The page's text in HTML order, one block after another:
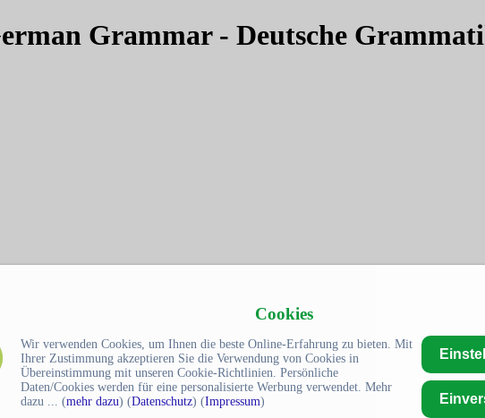
Cookies
Wir verwenden Cookies, um Ihnen die beste Online-Erfahrung zu bieten. Mit
Ihrer Zustimmung akzeptieren Sie die Verwendung von Cookies in
Übereinstimmung mit unseren Cookie-Richtlinien. Persönliche
Daten/Cookies werden für eine personalisierte Werbung verwendet. Mehr
dazu ... (mehr dazu) (Datenschutz) (Impressum)
Grammar - Deutsche